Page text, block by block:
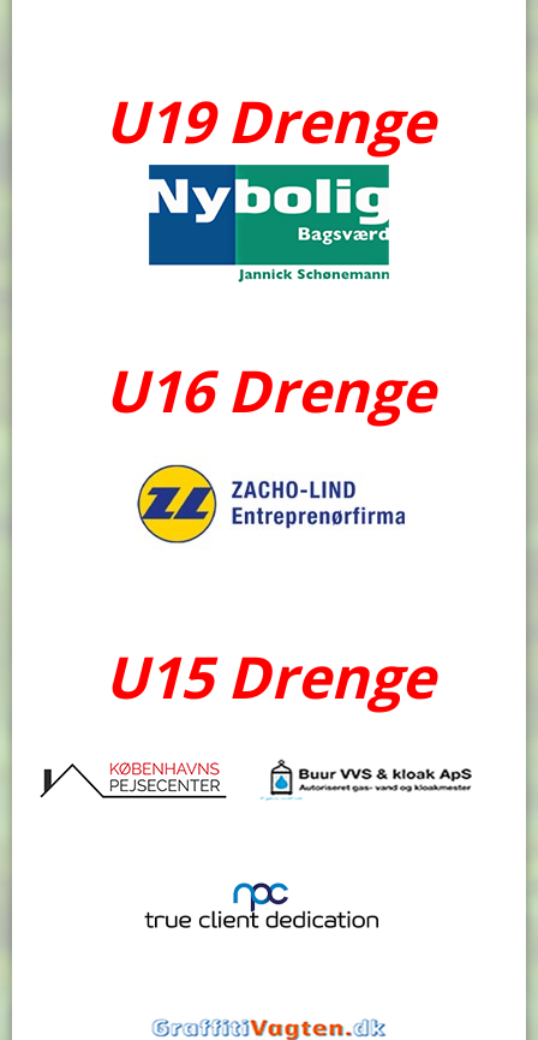
U19 Drenge
U16 Drenge
U15 Drenge